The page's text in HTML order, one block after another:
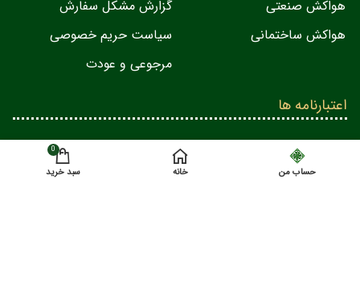
هواکش صنعتی
هواکش ساختمانی
گزارش مشکل سفارش
سیاست حریم خصوصی
مرجوعی و عودت
اعتبارنامه ها
حساب من خانه
0
سبد خرید